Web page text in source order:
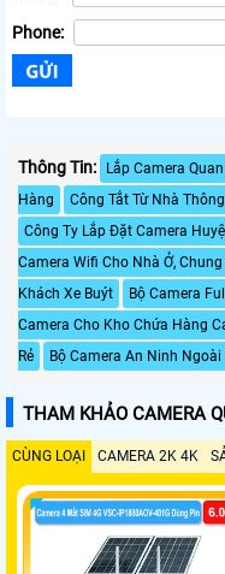
Phone:
Thông Tin:
Lắp Camera
Hàng
Công Tắt Từ Nhà
Công Ty Lắp Đặt Camera
Camera Wifi Cho Nhà Ở, Chung
Khách Xe Buýt
Bộ Camera
Camera Cho Kho Chứa Hàng
Rẻ
Bộ Camera An Ninh Ngoài
THAM KHẢO CAMERA
CÙNG LOẠI CAMERA 2K 4K